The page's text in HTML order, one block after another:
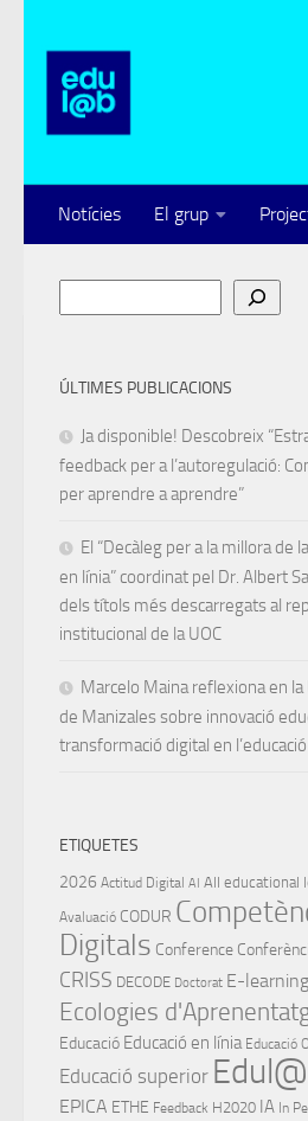
Notícies El grup
ÚLTIMES PUBLICACIONS
Ja disponible! Descobreix
feedback per a l’autoregulació:
per aprendre a aprendre”
El “Decàleg per a la millora de
en línia” coordinat pel Dr. Albert
dels títols més descarregats al
institucional de la UOC
Marcelo Maina reflexiona en
de Manizales sobre innovació
transformació digital en
ETIQUETES
2026 Actitud Digital AI All educational
Avaluació CODUR
Digitals Conference
CRISS DECODE Doctorat E-learning
Ecologies
Educació Educació en línia Educació
Educació superior
EPICA ETHE Feedback H2020 IA In